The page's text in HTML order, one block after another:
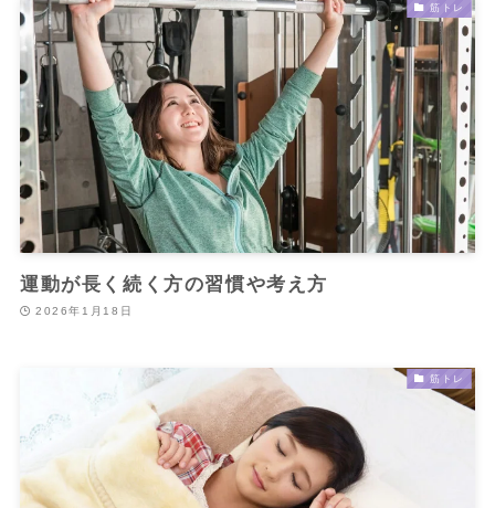
筋トレ
運動が長く続く方の習慣や考え方
2026年1月18日
筋トレ